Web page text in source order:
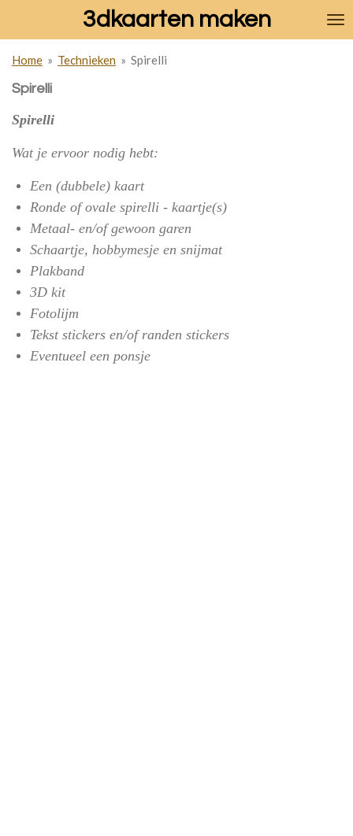
de
hoofdinhoud
3dkaarten maken
Home » Technieken » Spirelli
Spirelli
Spirelli
Wat je ervoor nodig hebt:
Een (dubbele) kaart
Ronde of ovale spirelli - kaartje(s)
Metaal- en/of gewoon garen
Schaartje, hobbymesje en snijmat
Plakband
3D kit
Fotolijm
Tekst stickers en/of randen stickers
Eventueel een ponsje